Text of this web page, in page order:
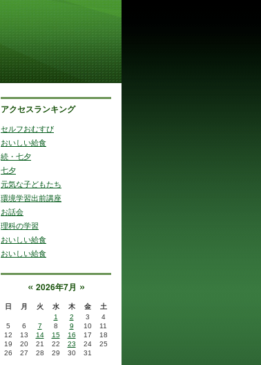
アクセスランキング
セルフおむすび
おいしい給食
続・七夕
七夕
元気な子どもたち
環境学習出前講座
お話会
理科の学習
おいしい給食
おいしい給食
« 2026年7月 »
日 月 火 水 木 金
土
1
2 3
4
5
6 7 8 9 10
11
12
13 14 15 16 17
18
19
20 21 22 23 24
25
26
27 28 29 30 31